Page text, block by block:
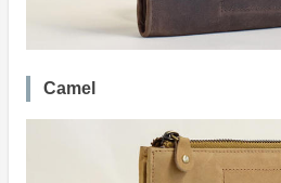
Camel